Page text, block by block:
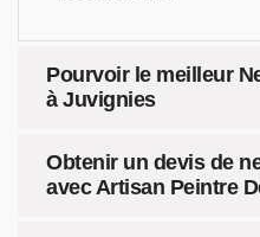
Pourvoir le meilleur
à Juvignies
Obtenir un devis de
avec Artisan Peintre